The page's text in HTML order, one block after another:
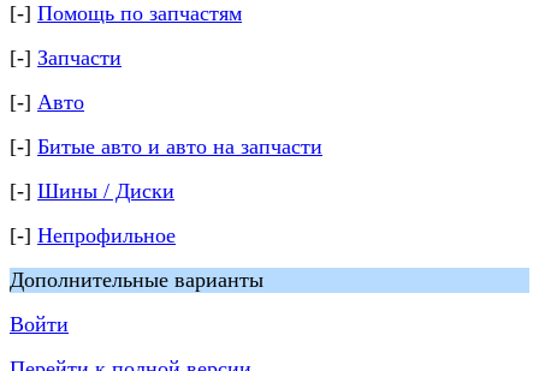
[-] Помощь по запчастям
[-] Запчасти
[-] Авто
[-] Битые авто и авто на запчасти
[-] Шины / Диски
[-] Непрофильное
Дополнительные варианты
Войти